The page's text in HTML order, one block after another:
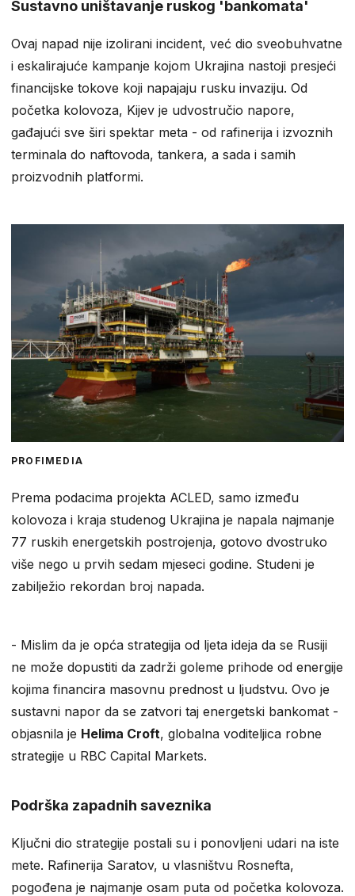
Sustavno uništavanje ruskog 'bankomata'
Ovaj napad nije izolirani incident, već dio sveobuhvatne
i eskalirajuće kampanje kojom Ukrajina nastoji presjeći
financijske tokove koji napajaju rusku invaziju. Od
početka kolovoza, Kijev je udvostručio napore,
gađajući sve širi spektar meta - od rafinerija i izvoznih
terminala do naftovoda, tankera, a sada i samih
proizvodnih platformi.
PROFIMEDIA
Prema podacima projekta ACLED, samo između
kolovoza i kraja studenog Ukrajina je napala najmanje
77 ruskih energetskih postrojenja, gotovo dvostruko
više nego u prvih sedam mjeseci godine. Studeni je
zabilježio rekordan broj napada.
​- Mislim da je opća strategija od ljeta ideja da se Rusiji
ne može dopustiti da zadrži goleme prihode od energije
kojima financira masovnu prednost u ljudstvu. Ovo je
sustavni napor da se zatvori taj energetski bankomat -
objasnila je Helima Croft, globalna voditeljica robne
strategije u RBC Capital Markets.
Podrška zapadnih saveznika
Ključni dio strategije postali su i ponovljeni udari na iste
mete. Rafinerija Saratov, u vlasništvu Rosnefta,
pogođena je najmanje osam puta od početka kolovoza.